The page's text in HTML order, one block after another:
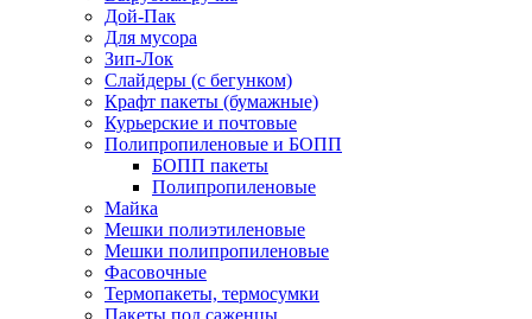
Дой-Пак
Для мусора
Зип-Лок
Слайдеры (с бегунком)
Крафт пакеты (бумажные)
Курьерские и почтовые
Полипропиленовые и БОПП
БОПП пакеты
Полипропиленовые
Майка
Мешки полиэтиленовые
Мешки полипропиленовые
Фасовочные
Термопакеты, термосумки
Пакеты под саженцы